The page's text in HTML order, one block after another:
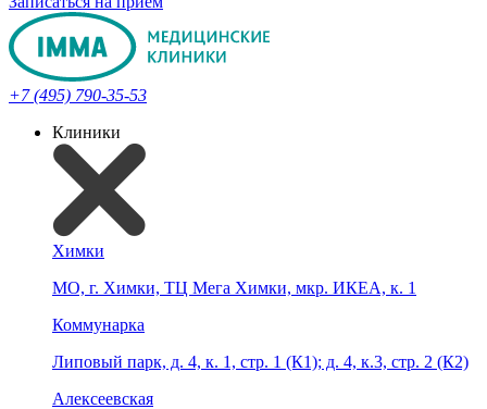
+7 (495) 790-35-53
Клиники
Химки
МО, г. Химки, ТЦ Мега Химки, мкр. ИКЕА, к. 1
Коммунарка
Липовый парк, д. 4, к. 1, стр. 1 (К1); д. 4, к.3, стр. 2 (К2)
Алексеевская